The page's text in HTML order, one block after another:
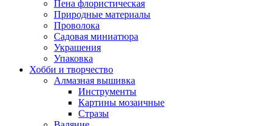
Пена флористическая
Природные материалы
Проволока
Садовая миниатюра
Украшения
Упаковка
Хобби и творчество
Алмазная вышивка
Инструменты
Картины мозаичные
Стразы